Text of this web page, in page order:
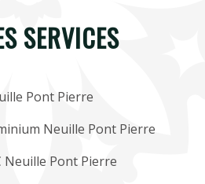
SERVICES
Pont Pierre
Neuille Pont Pierre
Neuille Pont Pierre